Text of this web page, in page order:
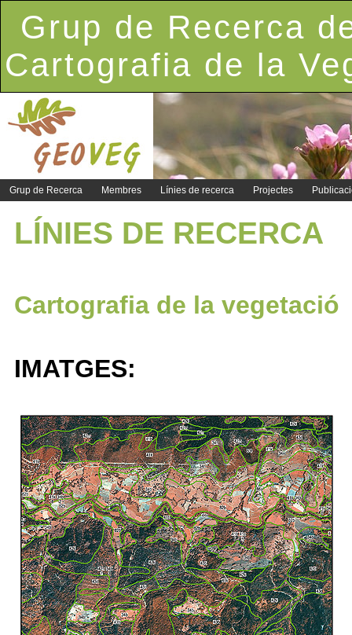
Grup de Recerca
Cartografia de la
Grup de Recerca Membres Línies de recerca Projectes
LÍNIES DE RECERCA
Cartografia de la vegetació
IMATGES: